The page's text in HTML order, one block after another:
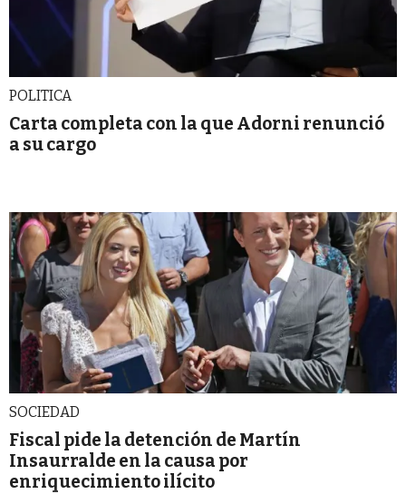
POLITICA
Carta completa con la que Adorni renunció
a su cargo
SOCIEDAD
Fiscal pide la detención de Martín
Insaurralde en la causa por
enriquecimiento ilícito